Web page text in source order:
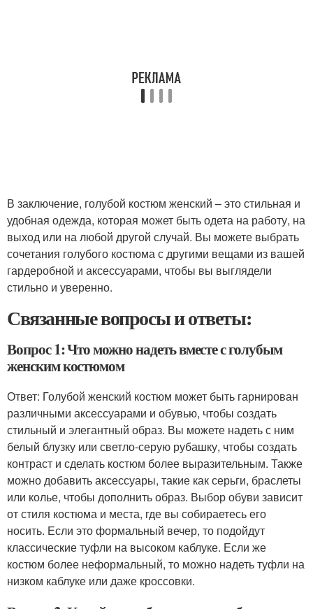
В заключение, голубой костюм женский – это стильная и
удобная одежда, которая может быть одета на работу, на
выход или на любой другой случай. Вы можете выбрать
сочетания голубого костюма с другими вещами из вашей
гардеробной и аксессуарами, чтобы вы выглядели
стильно и уверенно.
Связанные вопросы и ответы:
Вопрос 1: Что можно надеть вместе с голубым
женским костюмом
Ответ: Голубой женский костюм может быть гарнирован
различными аксессуарами и обувью, чтобы создать
стильный и элегантный образ. Вы можете надеть с ним
белый блузку или светло-серую рубашку, чтобы создать
контраст и сделать костюм более выразительным. Также
можно добавить аксессуары, такие как серьги, браслеты
или колье, чтобы дополнить образ. Выбор обуви зависит
от стиля костюма и места, где вы собираетесь его
носить. Если это формальный вечер, то подойдут
классические туфли на высоком каблуке. Если же
костюм более неформальный, то можно надеть туфли на
низком каблуке или даже кроссовки.